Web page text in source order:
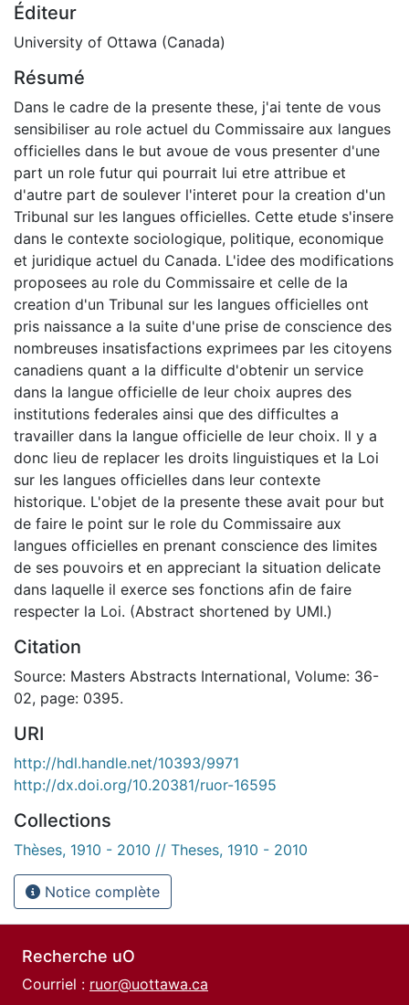
Éditeur
University of Ottawa (Canada)
Résumé
Dans le cadre de la presente these, j'ai tente de vous
sensibiliser au role actuel du Commissaire aux langues
officielles dans le but avoue de vous presenter d'une
part un role futur qui pourrait lui etre attribue et
d'autre part de soulever l'interet pour la creation d'un
Tribunal sur les langues officielles. Cette etude s'insere
dans le contexte sociologique, politique, economique
et juridique actuel du Canada. L'idee des modifications
proposees au role du Commissaire et celle de la
creation d'un Tribunal sur les langues officielles ont
pris naissance a la suite d'une prise de conscience des
nombreuses insatisfactions exprimees par les citoyens
canadiens quant a la difficulte d'obtenir un service
dans la langue officielle de leur choix aupres des
institutions federales ainsi que des difficultes a
travailler dans la langue officielle de leur choix. Il y a
donc lieu de replacer les droits linguistiques et la Loi
sur les langues officielles dans leur contexte
historique. L'objet de la presente these avait pour but
de faire le point sur le role du Commissaire aux
langues officielles en prenant conscience des limites
de ses pouvoirs et en appreciant la situation delicate
dans laquelle il exerce ses fonctions afin de faire
respecter la Loi. (Abstract shortened by UMI.)
Citation
Source: Masters Abstracts International, Volume: 36-
02, page: 0395.
URI
http://hdl.handle.net/10393/9971
http://dx.doi.org/10.20381/ruor-16595
Collections
Thèses, 1910 - 2010 // Theses, 1910 - 2010
Notice complète
Recherche uO
Courriel : ruor@uottawa.ca